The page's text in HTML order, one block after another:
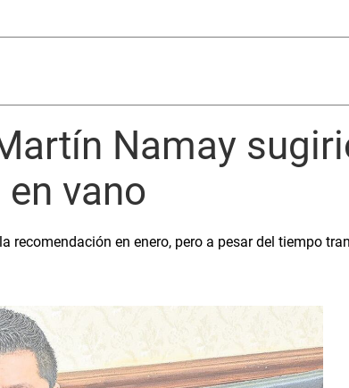
Namay
vano
recomendación en enero, pero a pesar del tiempo